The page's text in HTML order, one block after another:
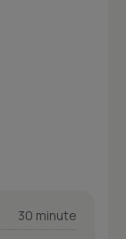
30 minute